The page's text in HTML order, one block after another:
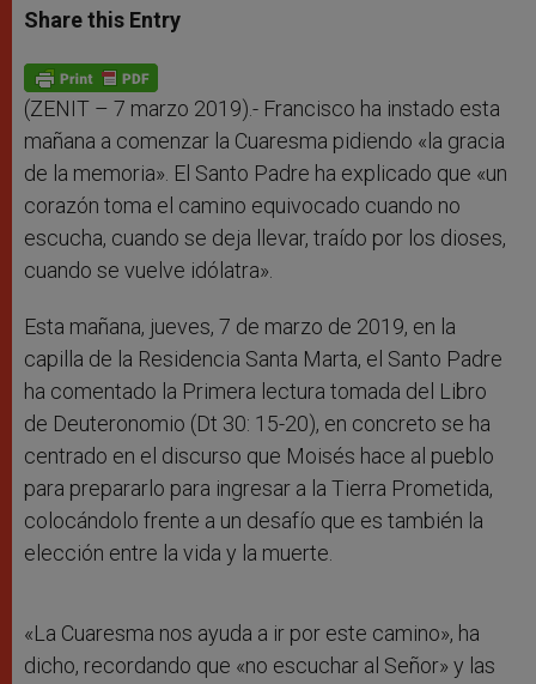
t
s
p
p
s
e
g
e
r
e
b
o
k
Share this Entry
(ZENIT – 7 marzo 2019).- Francisco ha instado esta
mañana a comenzar la Cuaresma pidiendo «la gracia
de la memoria». El Santo Padre ha explicado que «un
corazón toma el camino equivocado cuando no
escucha, cuando se deja llevar, traído por los dioses,
cuando se vuelve idólatra».
Esta mañana, jueves, 7 de marzo de 2019, en la
capilla de la Residencia Santa Marta, el Santo Padre
ha comentado la Primera lectura tomada del Libro
de Deuteronomio (Dt 30: 15-20), en concreto se ha
centrado en el discurso que Moisés hace al pueblo
para prepararlo para ingresar a la Tierra Prometida,
colocándolo frente a un desafío que es también la
elección entre la vida y la muerte.
«La Cuaresma nos ayuda a ir por este camino», ha
dicho, recordando que «no escuchar al Señor» y las